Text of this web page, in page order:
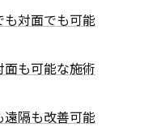
も対面でも可能
も可能な施術
隔も改善可能